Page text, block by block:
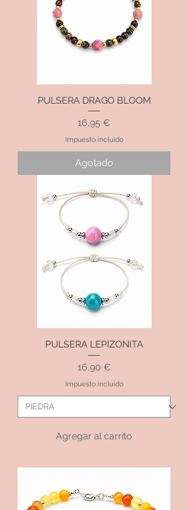
PULSERA DRAGO BLOOM
Precio
16,95 €
Impuesto incluido
Agotado
PULSERA LEPIZONITA
Precio
16,90 €
Impuesto incluido
Agregar al carrito